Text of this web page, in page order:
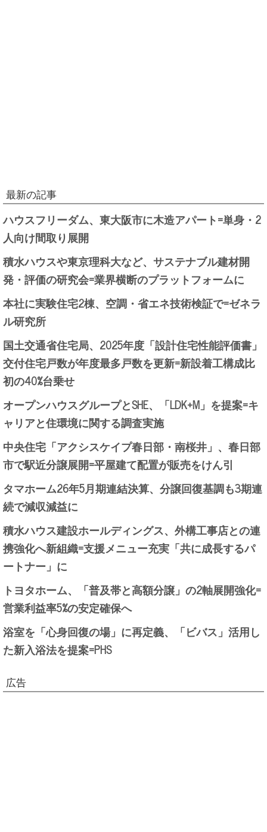
最新の記事
ハウスフリーダム、東大阪市に木造アパート=単身・2
人向け間取り展開
積水ハウスや東京理科大など、サステナブル建材開
発・評価の研究会=業界横断のプラットフォームに
本社に実験住宅2棟、空調・省エネ技術検証で=ゼネラ
ル研究所
国土交通省住宅局、2025年度「設計住宅性能評価書」
交付住宅戸数が年度最多戸数を更新=新設着工構成比
初の40%台乗せ
オープンハウスグループとSHE、「LDK+M」を提案=キ
ャリアと住環境に関する調査実施
中央住宅「アクシスケイプ春日部・南桜井」、春日部
市で駅近分譲展開=平屋建て配置が販売をけん引
タマホーム26年5月期連結決算、分譲回復基調も3期連
続で減収減益に
積水ハウス建設ホールディングス、外構工事店との連
携強化へ新組織=支援メニュー充実「共に成長するパ
ートナー」に
トヨタホーム、「普及帯と高額分譲」の2軸展開強化=
営業利益率5%の安定確保へ
浴室を「心身回復の場」に再定義、「ビバス」活用し
た新入浴法を提案=PHS
広告